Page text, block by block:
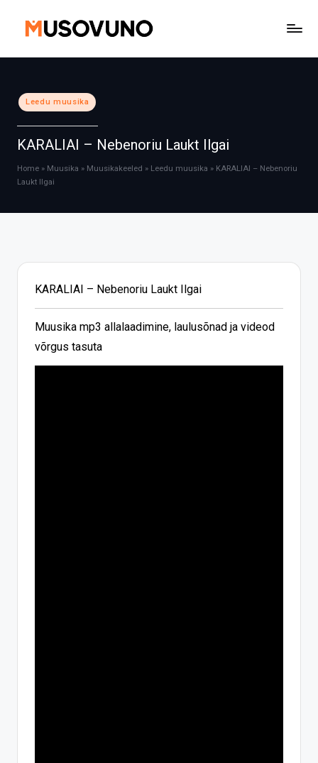
Posted
in
Leedu muusika
KARALIAI – Nebenoriu Laukt Ilgai
Home » Muusika » Muusikakeeled » Leedu muusika » KARALIAI – Nebenoriu
Laukt Ilgai
KARALIAI – Nebenoriu Laukt Ilgai
Muusika mp3 allalaadimine, laulusõnad ja videod
võrgus tasuta